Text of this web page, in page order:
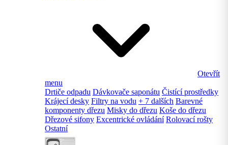
Otevřít
menu
Drtiče odpadu Dávkovače saponátu Čistící prostředky
Krájecí desky Filtry na vodu + 7 dalších Barevné
komponenty dřezu Misky do dřezu Koše do dřezu
Dřezové sifony Excentrické ovládání Rolovací rošty
Ostatní